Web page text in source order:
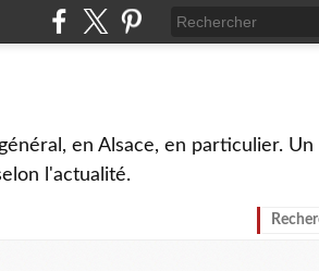
en Alsace, en particulier. Un
l'actualité.